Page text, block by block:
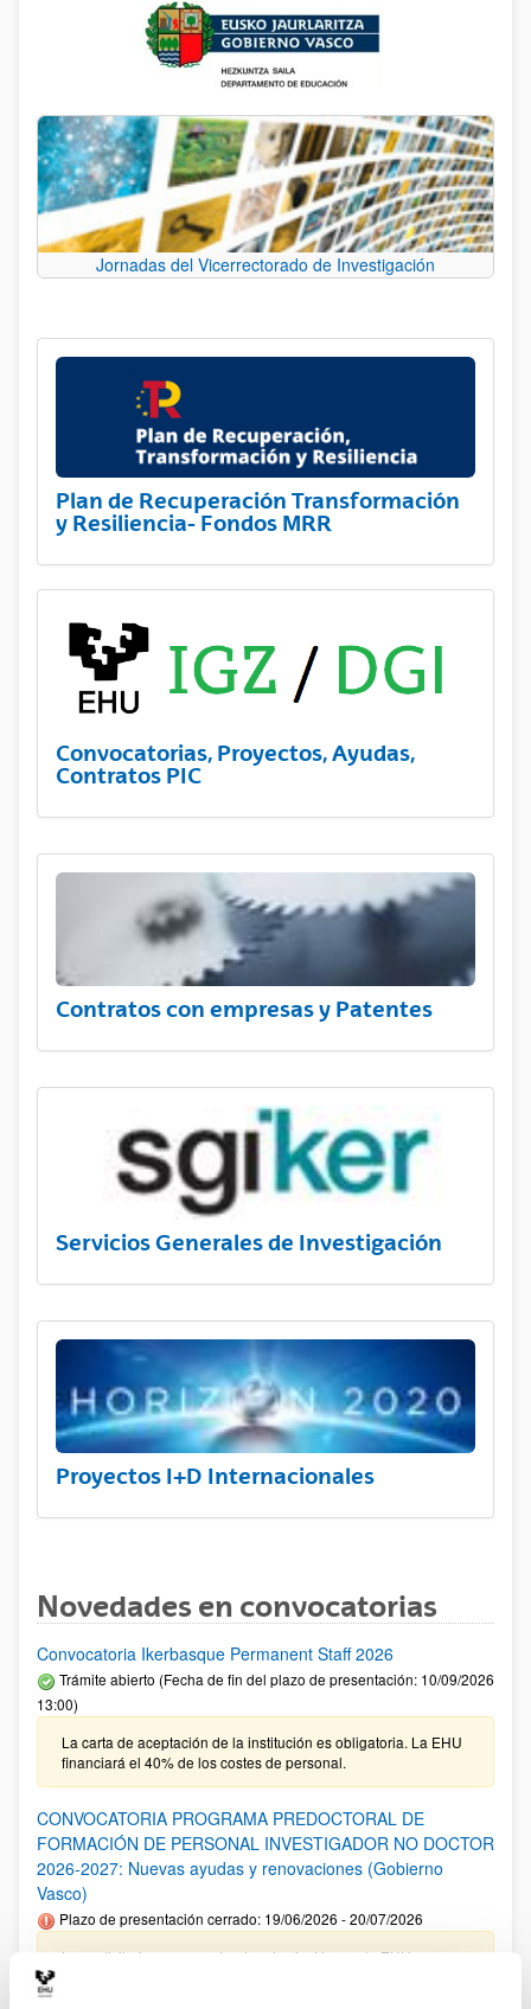
Jornadas del Vicerrectorado de Investigación
Plan de Recuperación Transformación
y Resiliencia- Fondos MRR
Convocatorias, Proyectos, Ayudas,
Contratos PIC
Contratos con empresas y Patentes
Servicios Generales de Investigación
Proyectos I+D Internacionales
Novedades en convocatorias
Convocatoria Ikerbasque Permanent Staff 2026
Trámite abierto (Fecha de fin del plazo de presentación: 10/09/2026
13:00)
La carta de aceptación de la institución es obligatoria. La EHU
financiará el 40% de los costes de personal.
CONVOCATORIA PROGRAMA PREDOCTORAL DE
FORMACIÓN DE PERSONAL INVESTIGADOR NO DOCTOR
2026-2027: Nuevas ayudas y renovaciones (Gobierno
Vasco)
Plazo de presentación cerrado: 19/06/2026 - 20/07/2026
Las solicitudes cuyo centro de adscripción sea la EHU no